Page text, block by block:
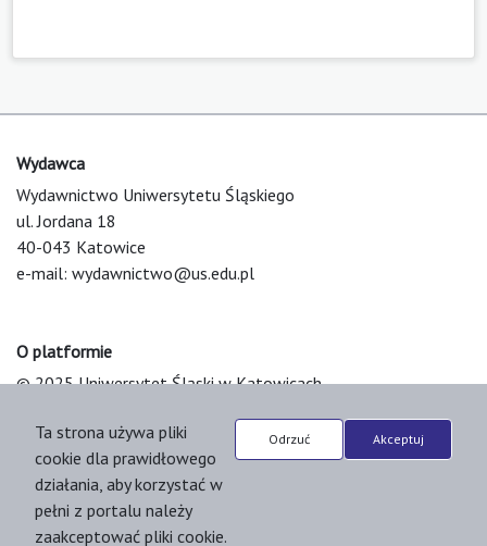
Wydawca
Wydawnictwo Uniwersytetu Śląskiego
ul. Jordana 18
40-043 Katowice
e-mail: wydawnictwo@us.edu.pl
O platformie
© 2025 Uniwersytet Śląski w Katowicach
Platform & Workflow by OJS/PKP
Ta strona używa pliki
cookie dla prawidłowego
działania, aby korzystać w
pełni z portalu należy
zaakceptować pliki cookie.
Odrzuć Akceptuj